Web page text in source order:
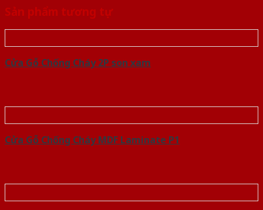
Sản phẩm tương tự
Cửa Gỗ Chống Cháy 2P son xam
Cửa Gỗ Chống Cháy MDF Laminate P1